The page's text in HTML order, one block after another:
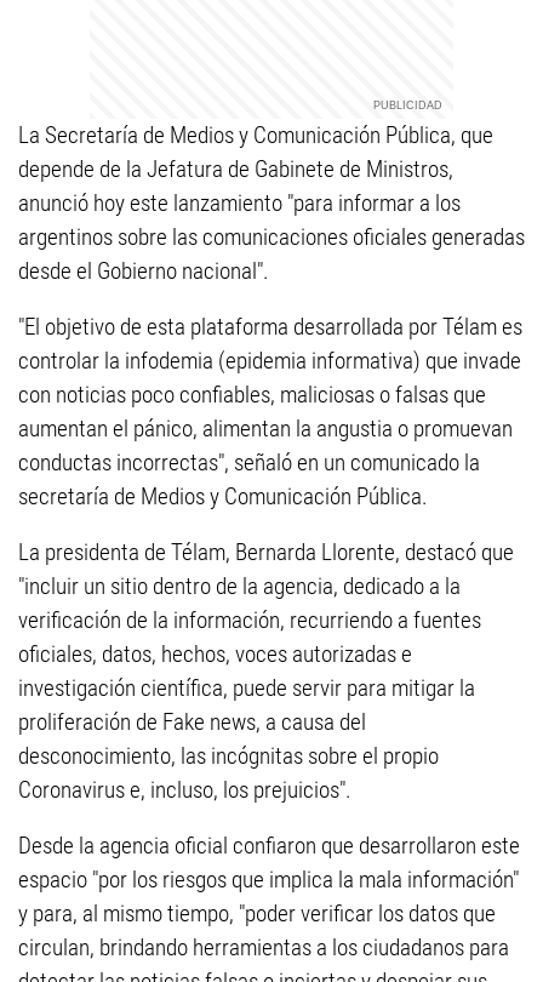
La Secretaría de Medios y Comunicación Pública, que
depende de la Jefatura de Gabinete de Ministros,
anunció hoy este lanzamiento "para informar a los
argentinos sobre las comunicaciones oficiales generadas
desde el Gobierno nacional".
"El objetivo de esta plataforma desarrollada por Télam es
controlar la infodemia (epidemia informativa) que invade
con noticias poco confiables, maliciosas o falsas que
aumentan el pánico, alimentan la angustia o promuevan
conductas incorrectas", señaló en un comunicado la
secretaría de Medios y Comunicación Pública.
La presidenta de Télam, Bernarda Llorente, destacó que
"incluir un sitio dentro de la agencia, dedicado a la
verificación de la información, recurriendo a fuentes
oficiales, datos, hechos, voces autorizadas e
investigación científica, puede servir para mitigar la
proliferación de Fake news, a causa del
desconocimiento, las incógnitas sobre el propio
Coronavirus e, incluso, los prejuicios".
Desde la agencia oficial confiaron que desarrollaron este
espacio "por los riesgos que implica la mala información"
y para, al mismo tiempo, "poder verificar los datos que
circulan, brindando herramientas a los ciudadanos para